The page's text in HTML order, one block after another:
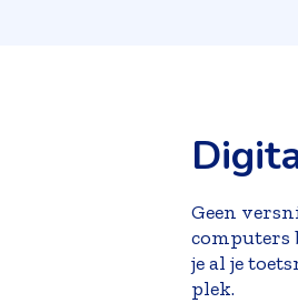
Geen
computers
je al je
plek.